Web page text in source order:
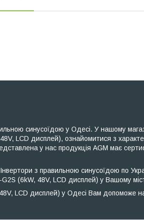
синусоїдою у Одесі. У нашому
LCD дисплей), ознайомитися з
​​у нас продукція AGM має
з правильною синусоїдою по
(6kW, 48V, LCD дисплей) у Вашому
LCD дисплей) у Одесі Вам допоможе